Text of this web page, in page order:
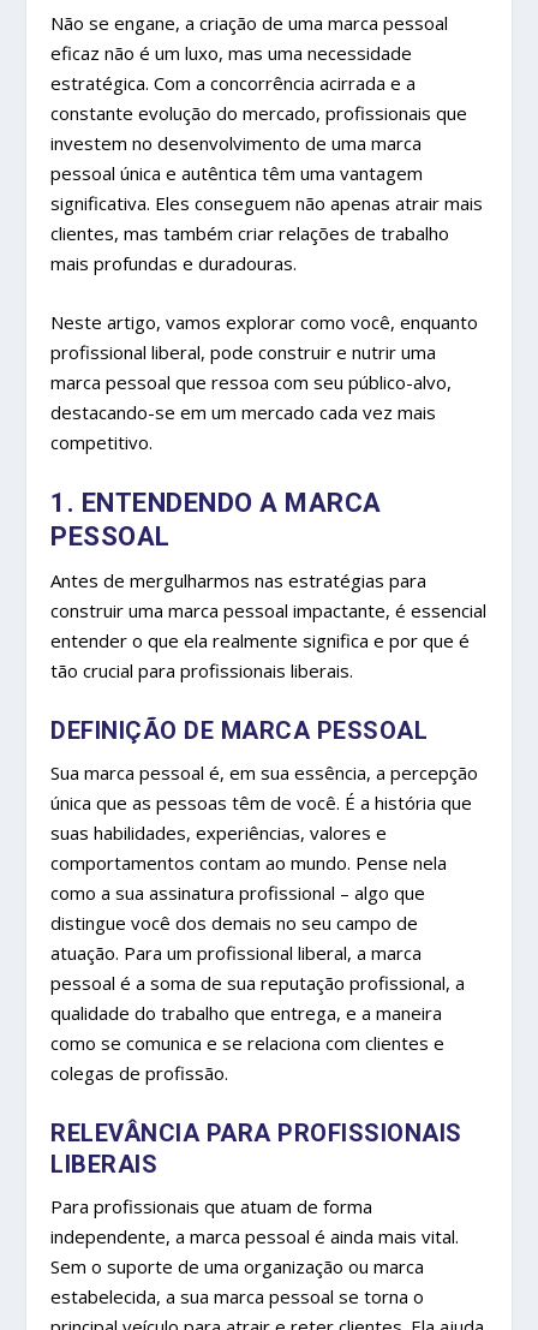
Não se engane, a criação de uma marca pessoal
eficaz não é um luxo, mas uma necessidade
estratégica. Com a concorrência acirrada e a
constante evolução do mercado, profissionais que
investem no desenvolvimento de uma marca
pessoal única e autêntica têm uma vantagem
significativa. Eles conseguem não apenas atrair mais
clientes, mas também criar relações de trabalho
mais profundas e duradouras.
Neste artigo, vamos explorar como você, enquanto
profissional liberal, pode construir e nutrir uma
marca pessoal que ressoa com seu público-alvo,
destacando-se em um mercado cada vez mais
competitivo.
1. ENTENDENDO A MARCA
PESSOAL
Antes de mergulharmos nas estratégias para
construir uma marca pessoal impactante, é essencial
entender o que ela realmente significa e por que é
tão crucial para profissionais liberais.
DEFINIÇÃO DE MARCA PESSOAL
Sua marca pessoal é, em sua essência, a percepção
única que as pessoas têm de você. É a história que
suas habilidades, experiências, valores e
comportamentos contam ao mundo. Pense nela
como a sua assinatura profissional – algo que
distingue você dos demais no seu campo de
atuação. Para um profissional liberal, a marca
pessoal é a soma de sua reputação profissional, a
qualidade do trabalho que entrega, e a maneira
como se comunica e se relaciona com clientes e
colegas de profissão.
RELEVÂNCIA PARA PROFISSIONAIS
LIBERAIS
Para profissionais que atuam de forma
independente, a marca pessoal é ainda mais vital.
Sem o suporte de uma organização ou marca
estabelecida, a sua marca pessoal se torna o